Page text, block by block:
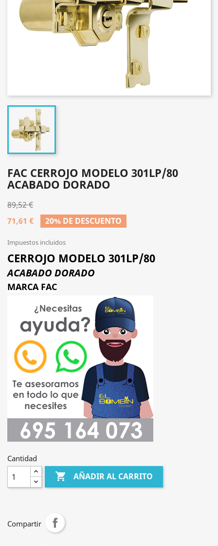
FAC CERROJO MODELO 301LP/80
ACABADO DORADO
89,52 €
71,61 €
20% DE DESCUENTO
Impuestos incluidos
CERROJO MODELO 301LP/80
ACABADO DORADO
MARCA FAC
Cantidad
 AÑADIR AL CARRITO
Compartir